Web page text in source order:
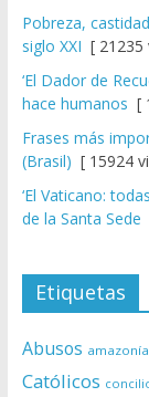
Pobreza,
siglo XXI [ 21235
‘El Dador de
hace humanos [
Frases más
(Brasil) [ 15924
‘El Vaticano:
de la Santa Sede
Etiquetas
Abusos amazonía
Católicos